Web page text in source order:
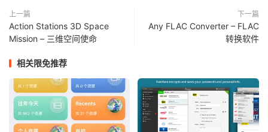
上一篇
Action Stations 3D Space
Mission – 三维空间使命
下一篇
Any FLAC Converter – FLAC
转换软件
相关限免推荐